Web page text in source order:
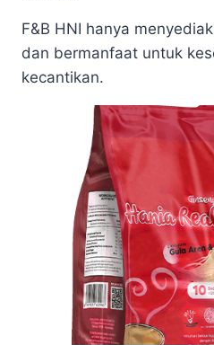
F&B HNI hanya
dan bermanfaat untuk
kecantikan.